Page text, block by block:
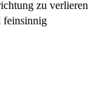
zu verlieren
feinsinnig